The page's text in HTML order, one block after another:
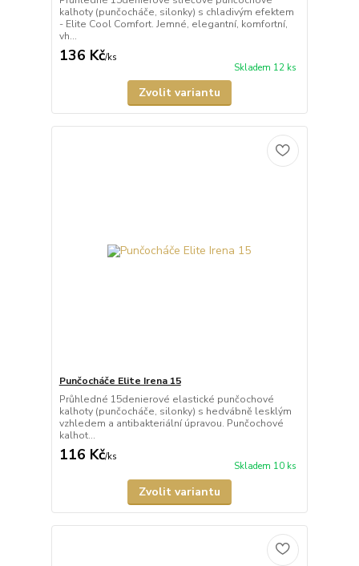
kalhoty (punčocháče, silonky) s chladivým efektem
- Elite Cool Comfort. Jemné, elegantní, komfortní,
vh...
136 Kč/ks
Skladem 12 ks
Zvolit variantu
Punčocháče Elite Irena 15
Průhledné 15denierové elastické punčochové
kalhoty (punčocháče, silonky) s hedvábně lesklým
vzhledem a antibakteriální úpravou. Punčochové
kalhot...
116 Kč/ks
Skladem 10 ks
Zvolit variantu